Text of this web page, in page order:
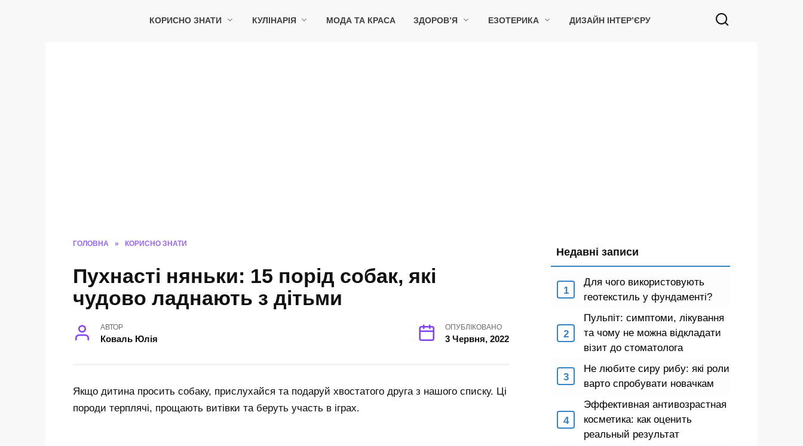
КОРИСНО ЗНАТИ КУЛІНАРІЯ МОДА ТА КРАСА ЗДОРОВ’Я ЕЗОТЕРИКА ДИЗАЙН ІНТЕР’ЄРУ
ГОЛОВНА » КОРИСНО ЗНАТИ
Пухнасті няньки: 15 порід собак, які
чудово ладнають з дітьми
АВТОР
Коваль Юлія
ОПУБЛІКОВАНО
3 Червня, 2022
Якщо дитина просить собаку, прислухайся та подаруй хвостатого друга з нашого списку. Ці
породи терплячі, прощають витівки та беруть участь в іграх.
Недавні записи
Для чого використовують
геотекстиль у фундаменті?
Пульпіт: симптоми, лікування
та чому не можна відкладати
візит до стоматолога
Не любите сиру рибу: які роли
варто спробувати новачкам
Эффективная антивозрастная
косметика: как оценить
реальный результат